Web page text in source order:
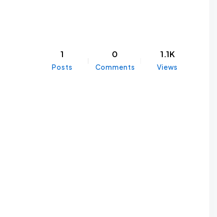
1
Posts
0
Comments
1.1K
Views